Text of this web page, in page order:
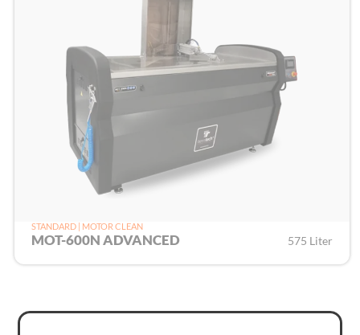
STANDARD | MOTOR CLEAN
MOT-600N ADVANCED 575 Liter